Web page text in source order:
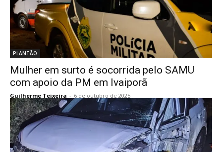
PLANTÃO
Mulher em surto é socorrida pelo SAMU
com apoio da PM em Ivaiporã
Guilherme Teixeira - 6 de outubro de 2025